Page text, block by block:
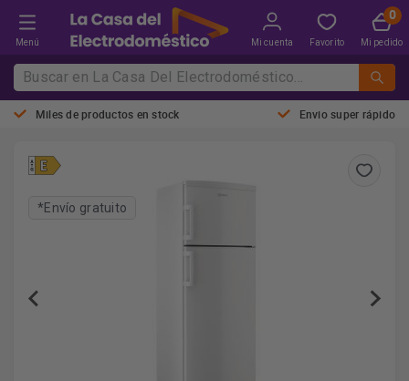
Menú Mi cuenta Favorito Mi pedido
Miles de productos en stock Envio super rápido
*Envío gratuito